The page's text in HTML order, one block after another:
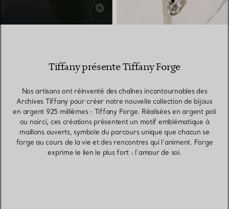
Tiffany présente Tiffany Forge
Nos artisans ont réinventé des chaînes incontournables des
Archives Tiffany pour créer notre nouvelle collection de bijoux
en argent 925 millièmes : Tiffany Forge. Réalisées en argent poli
ou noirci, ces créations présentent un motif emblématique à
maillons ouverts, symbole du parcours unique que chacun se
forge au cours de la vie et des rencontres qui l’animent. Forge
exprime le lien le plus fort : l’amour de soi.